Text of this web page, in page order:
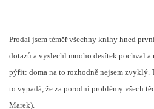
Prodal jsem téměř všechny knihy hned
dotazů a vyslechl mnoho desítek pochval a
pýřit: doma na to rozhodně nejsem zvyklý.
to vypadá, že za porodní problémy všech
Marek).